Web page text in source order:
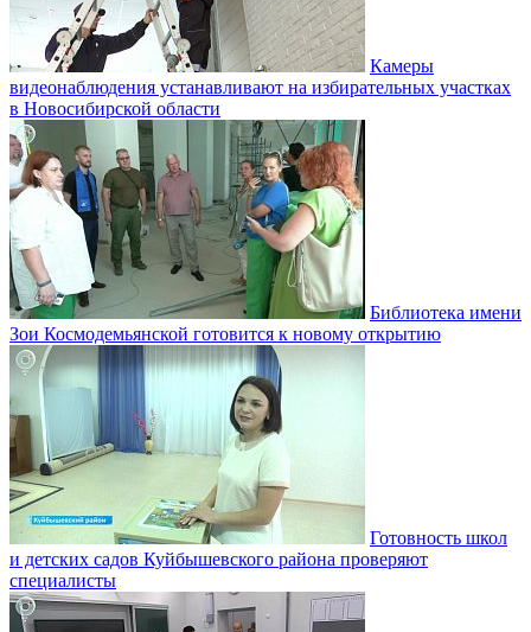
Камеры
видеонаблюдения устанавливают на избирательных участках
в Новосибирской области
Библиотека имени
Зои Космодемьянской готовится к новому открытию
Готовность школ
и детских садов Куйбышевского района проверяют
специалисты